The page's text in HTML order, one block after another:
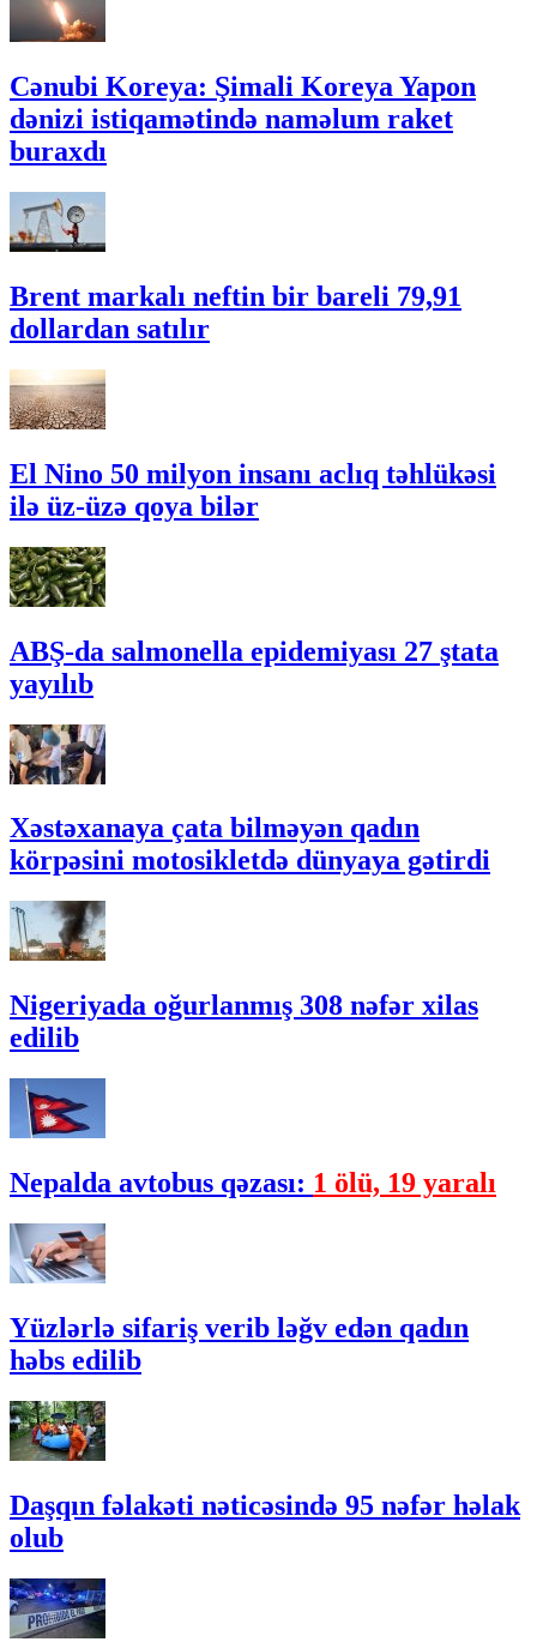
Cənubi Koreya: Şimali Koreya Yapon
dənizi istiqamətində naməlum raket
buraxdı
Brent markalı neftin bir bareli 79,91
dollardan satılır
El Nino 50 milyon insanı aclıq təhlükəsi
ilə üz-üzə qoya bilər
ABŞ-da salmonella epidemiyası 27 ştata
yayılıb
Xəstəxanaya çata bilməyən qadın
körpəsini motosikletdə dünyaya gətirdi
Nigeriyada oğurlanmış 308 nəfər xilas
edilib
Nepalda avtobus qəzası: 1 ölü, 19 yaralı
Yüzlərlə sifariş verib ləğv edən qadın
həbs edilib
Daşqın fəlakəti nəticəsində 95 nəfər həlak
olub